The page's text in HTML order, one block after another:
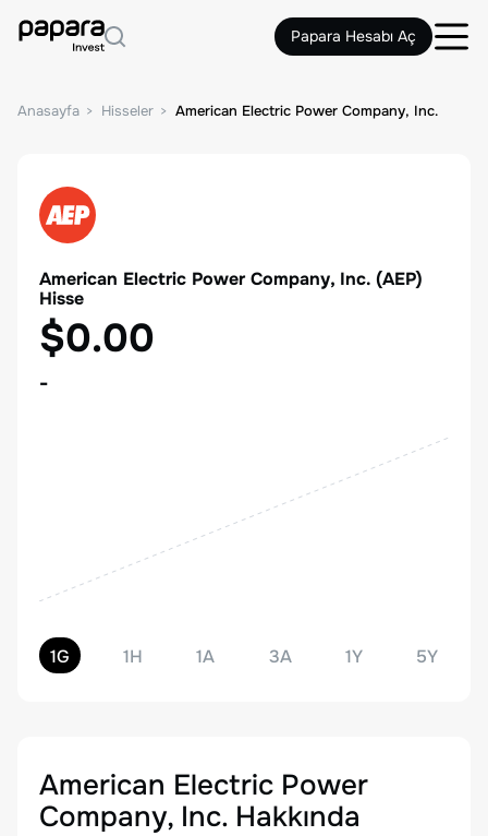
Papara Hesabı Aç
Anasayfa Hisseler American Electric Power Company, Inc.
American Electric Power Company, Inc. (AEP)
Hisse
$0.00
-
1G 1H 1A 3A 1Y 5Y
American Electric Power
Company, Inc. Hakkında